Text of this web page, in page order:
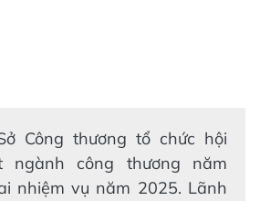
Công thương tổ chức hội
ngành công thương năm
nhiệm vụ năm 2025. Lãnh